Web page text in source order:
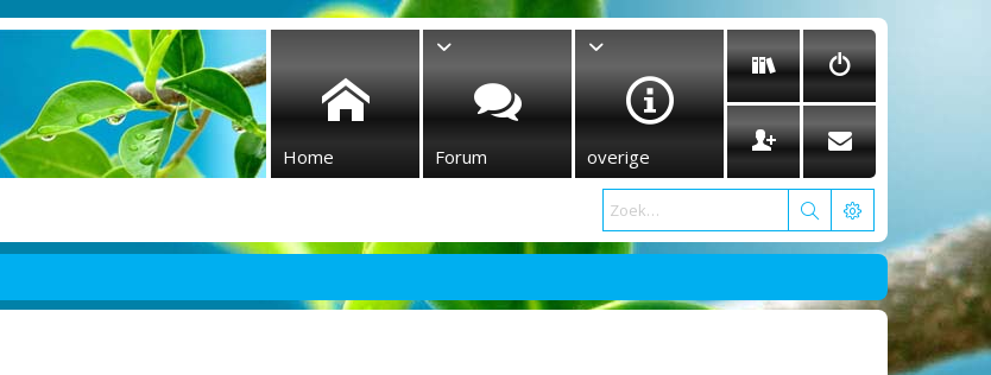
Home Forum overige